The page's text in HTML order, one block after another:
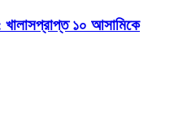
১০ আসামিকে